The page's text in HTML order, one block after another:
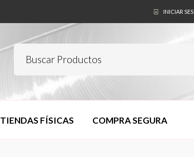
INICIAR
TIENDAS FÍSICAS COMPRA SEGURA